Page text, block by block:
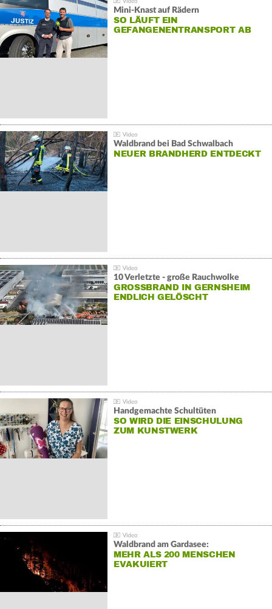
Mini-Knast auf Rädern
SO LÄUFT EIN
GEFANGENENTRANSPORT AB
Waldbrand bei Bad Schwalbach
NEUER BRANDHERD ENTDECKT
10 Verletzte - große Rauchwolke
GROSSBRAND IN GERNSHEIM E
NDLICH GELÖSCHT
Handgemachte Schultüten
SO WIRD DIE EINSCHULUNG
ZUM KUNSTWERK
Waldbrand am Gardasee:
MEHR ALS 200 MENSCHEN
EVAKUIERT